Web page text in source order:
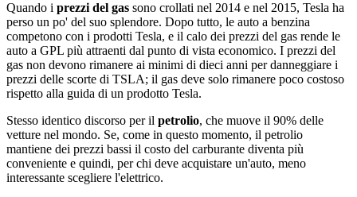
Quando i prezzi del gas sono crollati nel 2014 e nel 2015, Tesla ha
perso un po' del suo splendore. Dopo tutto, le auto a benzina
competono con i prodotti Tesla, e il calo dei prezzi del gas rende le
auto a GPL più attraenti dal punto di vista economico. I prezzi del
gas non devono rimanere ai minimi di dieci anni per danneggiare i
prezzi delle scorte di TSLA; il gas deve solo rimanere poco costoso
rispetto alla guida di un prodotto Tesla.
Stesso identico discorso per il petrolio, che muove il 90% delle
vetture nel mondo. Se, come in questo momento, il petrolio
mantiene dei prezzi bassi il costo del carburante diventa più
conveniente e quindi, per chi deve acquistare un'auto, meno
interessante scegliere l'elettrico.